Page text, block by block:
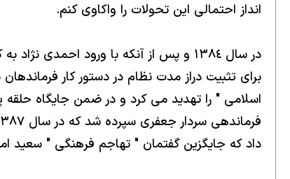
انداز احتمالى اين تحولات را واكاوى كنم.
براى تثبيت دراز مدت نظام در دستور كار
اسلامى " را تهديد مى كرد و در ضمن جايگاه
داد كه جايگزين گفتمان " تهاجم فرهنگى " سعيد